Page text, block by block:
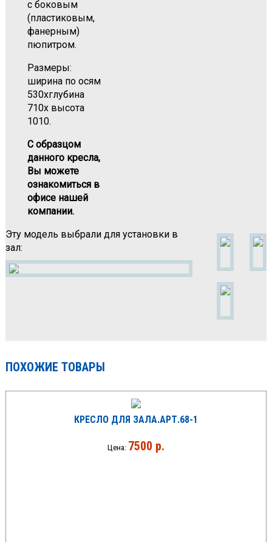
с боковым
(пластиковым,
фанерным)
пюпитром.
Размеры:
ширина по осям
530хглубина
710х высота
1010.
С образцом
данного кресла,
Вы можете
ознакомиться в
офисе нашей
компании.
Эту модель выбрали для установки в
зал:
ПОХОЖИЕ ТОВАРЫ
КРЕСЛО ДЛЯ ЗАЛА.АРТ.68-1
Цена: 7500 р.